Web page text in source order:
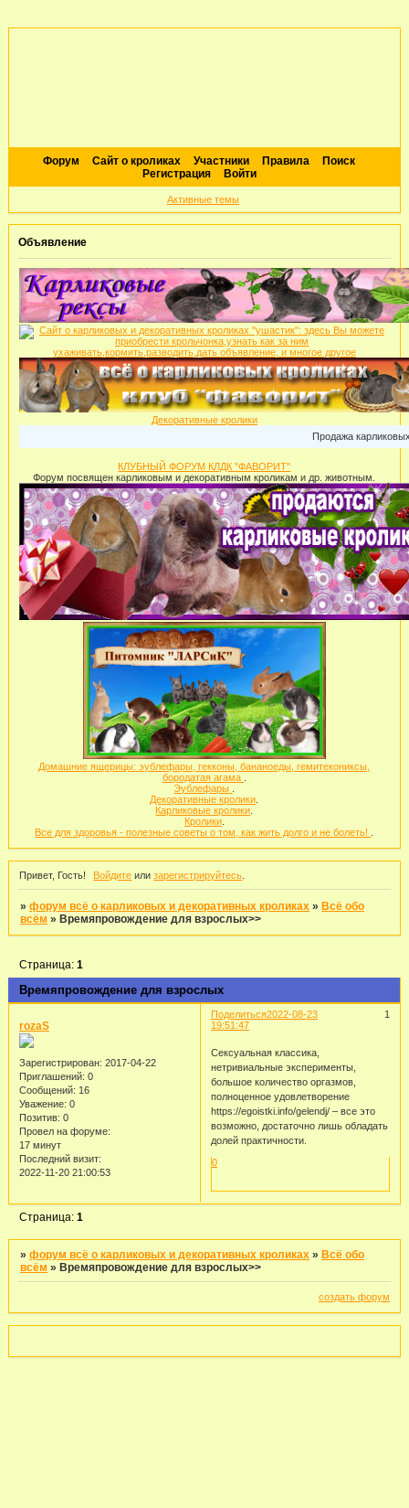
Форум Сайт о кроликах Участники Правила
Поиск
Регистрация
Войти
Активные темы
Объявление
Декоративные кролики
Продажа карликовых
КЛУБНЫЙ ФОРУМ КЛДК "ФАВОРИТ"
Форум посвящен карликовым и декоративным кроликам и др. животным.
Домашние ящерицы: эублефары, гекконы, бананоеды, гемитекониксы,
бородатая агама
Эублефары
Декоративные кролики
Карликовые кролики
Кролики.
Все для здоровья - полезные советы о том, как жить долго и не болеть!
Привет, Гость! Войдите илизарегистрируйтесь
»форум всё о карликовых и декоративных кроликах » Всё обо
всём » Времяпровождение для взрослых>>
Времяпровождение для взрослых
Страница:1
Поделиться 1
2022-08-23
19:51:47
rozaS
Зарегистрирован: 2017-04-22
Приглашений: 0
Сообщений: 16
Уважение: 0
Позитив: 0
Провел на форуме:
17 минут
Последний визит:
2022-11-20 21:00:53
Сексуальная классика,
нетривиальные эксперименты,
большое количество оргазмов,
полноценное удовлетворение
https://egoistki.info/gelendj/ – все это
возможно, достаточно лишь обладать
долей практичности.
0
Страница:1
»форум всё о карликовых и декоративных кроликах » Всё обо
всём » Времяпровождение для взрослых>>
создать форум